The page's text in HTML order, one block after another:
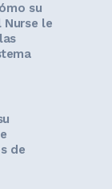
su
Nurse le
de